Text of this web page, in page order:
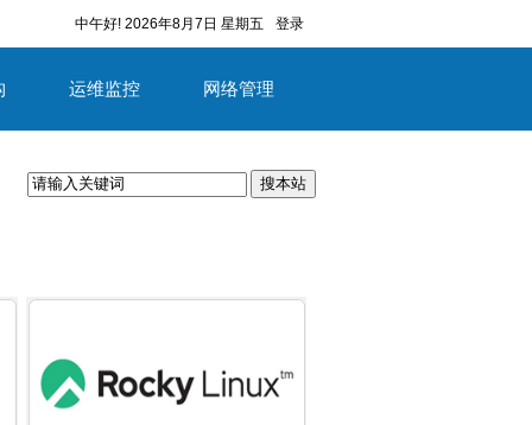
登录
中午好! 2026年8月7日 星期五
运维监控 网络管理
搜本站